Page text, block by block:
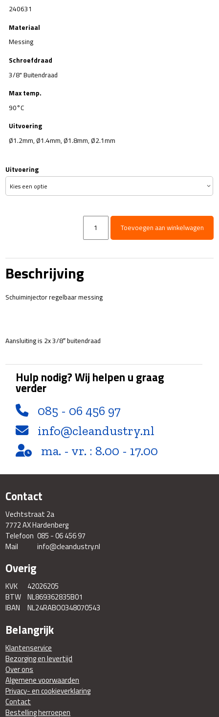
240631
Materiaal
Messing
Schroefdraad
3/8" Buitendraad
Max temp.
90°C
Uitvoering
Ø1.2mm, Ø1.4mm, Ø1.8mm, Ø2.1mm
Uitvoering
Schuiminjector
regelbaar
Toevoegen aan winkelwagen
Beschrijving
Schuiminjector regelbaar messing
Aansluiting is 2x 3/8″ buitendraad
Hulp nodig? Wij helpen u graag
verder
085 - 06 456 97
info@cleandustry.nl
ma. - vr. : 8.00 - 17.00
Contact
Vechtstraat 2a
7772 AX Hardenberg
Telefoon 085 - 06 456 97
Mail
info@cleandustry.nl
Overig
KVK
42026205
BTW NL869362835B01
IBAN
NL24RABO0348070543
Belangrijk
Klantenservice
Bezorging en levertijd
Over ons
Algemene voorwaarden
Privacy- en cookieverklaring
Contact
Bestelling herroepen